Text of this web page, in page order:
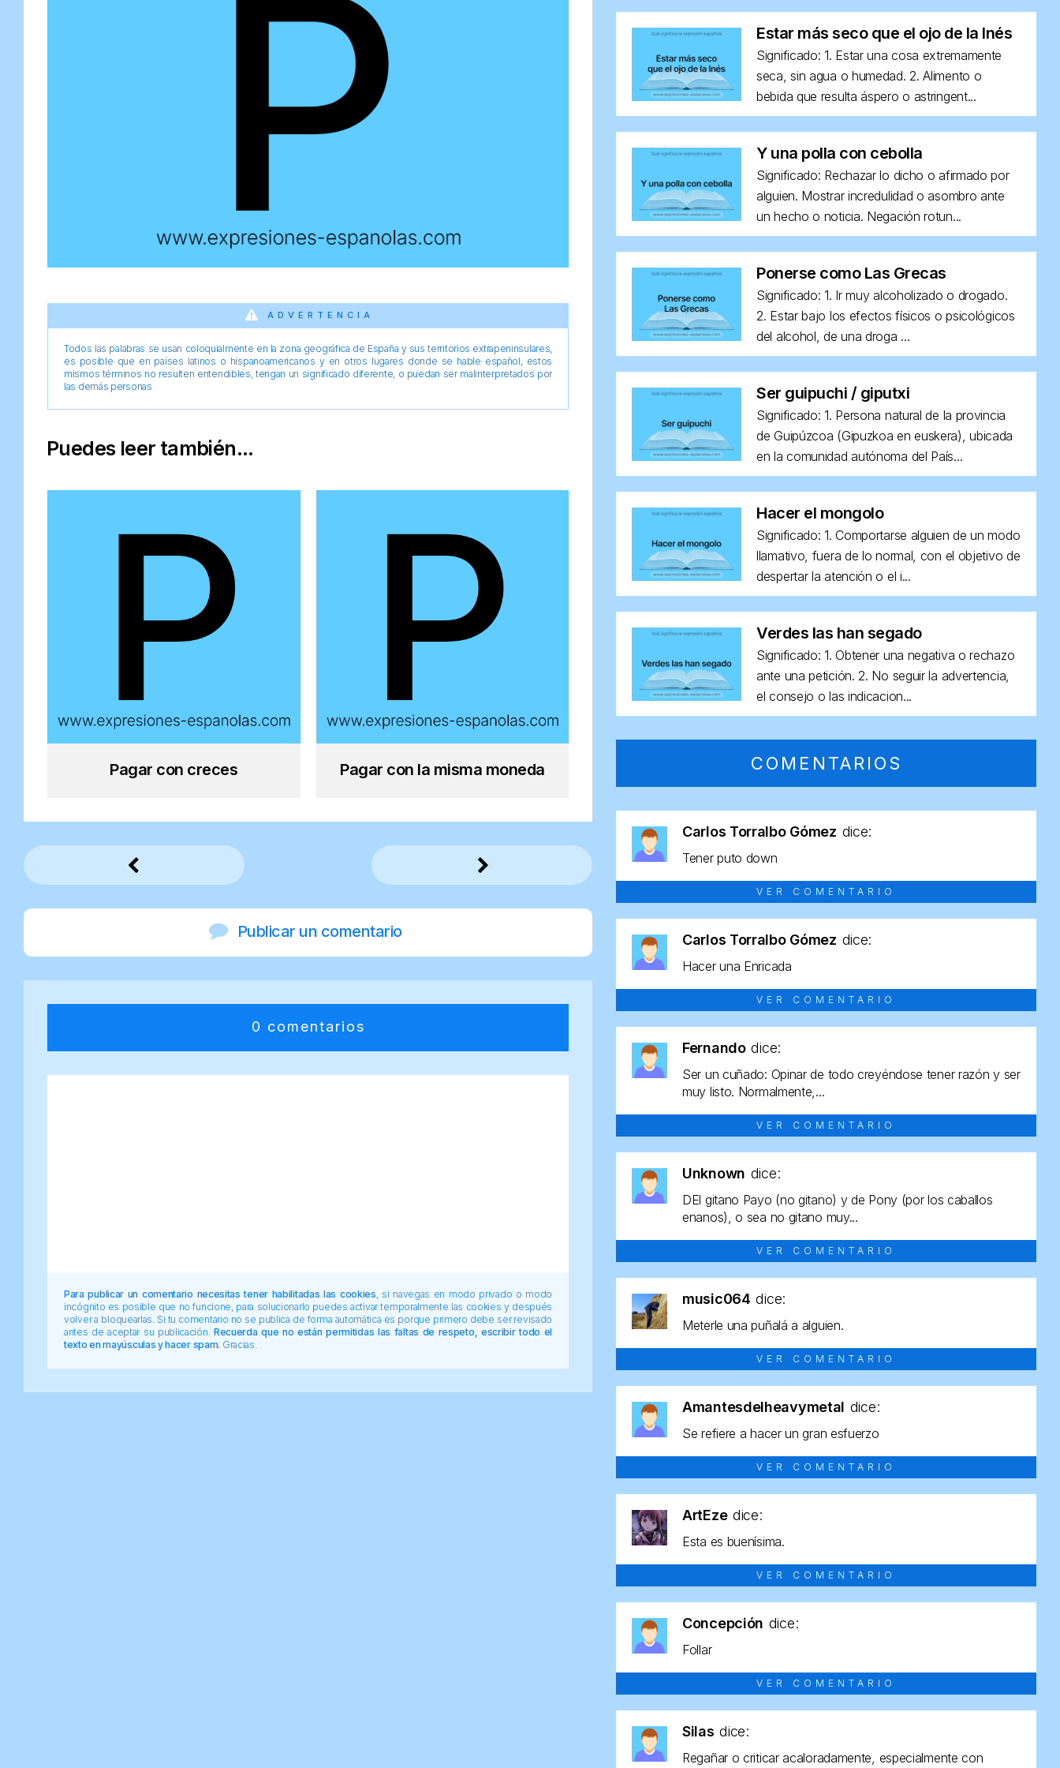
ADVERTENCIA
Todos las palabras se usan coloquialmente en la zona geográfica de España y sus territorios extrapeninsulares,
es posible que en países latinos o hispanoamericanos y en otros lugares donde se hable español, estos
mismos términos no resulten entendibles, tengan un significado diferente, o puedan ser malinterpretados por
las demás personas
Puedes leer también...
Pagar con creces Pagar con la misma moneda
Publicar un comentario
0 comentarios
Para publicar un comentario necesitas tener habilitadas las cookies , si navegas en modo privado o modo
incógnito es posible que no funcione, para solucionarlo puedes activar temporalmente las cookies y después
volver a bloquearlas. Si tu comentario no se publica de forma automática es porque primero debe ser revisado
antes de aceptar su publicación. Recuerda que no están permitidas las faltas de respeto, escribir todo el
texto en mayúsculas y hacer spam. Gracias.
Estar más seco que el ojo de la Inés
Significado: 1. Estar una cosa extremamente
seca, sin agua o humedad. 2. Alimento o
bebida que resulta áspero o astringent...
Y una polla con cebolla
Significado: Rechazar lo dicho o afirmado por
alguien. Mostrar incredulidad o asombro ante
un hecho o noticia. Negación rotun...
Ponerse como Las Grecas
Significado: 1. Ir muy alcoholizado o drogado.
2. Estar bajo los efectos físicos o psicológicos
del alcohol, de una droga ...
Ser guipuchi / giputxi
Significado: 1. Persona natural de la provincia
de Guipúzcoa (Gipuzkoa en euskera), ubicada
en la comunidad autónoma del País...
Hacer el mongolo
Significado: 1. Comportarse alguien de un modo
llamativo, fuera de lo normal, con el objetivo de
despertar la atención o el i...
Verdes las han segado
Significado: 1. Obtener una negativa o rechazo
ante una petición. 2. No seguir la advertencia,
el consejo o las indicacion...
COMENTARIOS
Carlos Torralbo Gómez dice:
Tener puto down
VER COMENTARIO
Carlos Torralbo Gómez dice:
Hacer una Enricada
VER COMENTARIO
Fernando dice:
Ser un cuñado: Opinar de todo creyéndose tener razón y ser
muy listo. Normalmente,...
VER COMENTARIO
Unknown dice:
DEl gitano Payo (no gitano) y de Pony (por los caballos
enanos), o sea no gitano muy...
VER COMENTARIO
music064 dice:
Meterle una puñalá a alguien.
VER COMENTARIO
Amantesdelheavymetal dice:
Se refiere a hacer un gran esfuerzo
VER COMENTARIO
ArtEze dice:
Esta es buenísima.
VER COMENTARIO
Concepción dice:
Follar
VER COMENTARIO
Silas dice:
Regañar o criticar acaloradamente, especialmente con